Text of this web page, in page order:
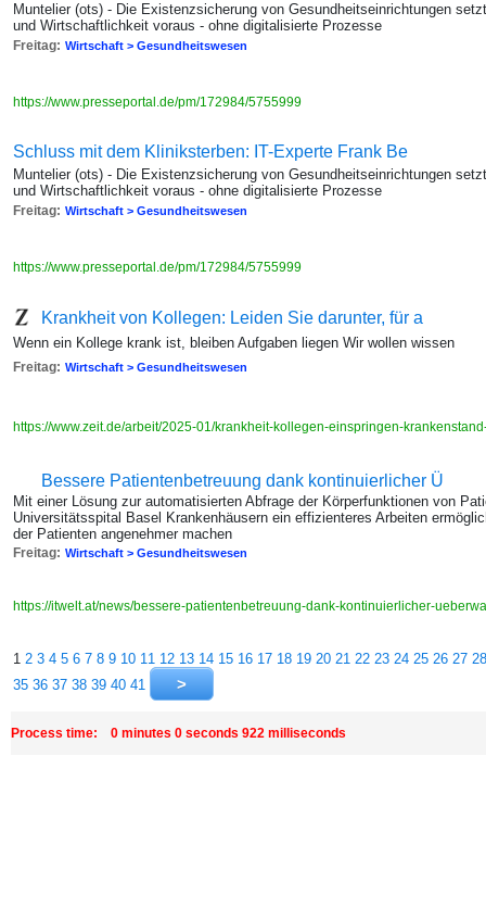
Muntelier (ots) - Die Existenzsicherung von Gesundheitseinrichtungen
und Wirtschaftlichkeit voraus - ohne digitalisierte Prozesse
Freitag: Wirtschaft > Gesundheitswesen
https://www.presseportal.de/pm/172984/5755999
Schluss mit dem Kliniksterben: IT-Experte Frank Be
Muntelier (ots) - Die Existenzsicherung von Gesundheitseinrichtungen
und Wirtschaftlichkeit voraus - ohne digitalisierte Prozesse
Freitag: Wirtschaft > Gesundheitswesen
https://www.presseportal.de/pm/172984/5755999
Krankheit von Kollegen: Leiden Sie darunter, für a
Wenn ein Kollege krank ist, bleiben Aufgaben liegen Wir wollen wissen
Freitag: Wirtschaft > Gesundheitswesen
https://www.zeit.de/arbeit/2025-01/krankheit-kollegen-einspringen-
Bessere Patientenbetreuung dank kontinuierlicher Ü
Mit einer Lösung zur automatisierten Abfrage der Körperfunktionen von
Universitätsspital Basel Krankenhäusern ein effizienteres Arbeiten
der Patienten angenehmer machen
Freitag: Wirtschaft > Gesundheitswesen
https://itwelt.at/news/bessere-patientenbetreuung-dank-kontinuierlicher-
1 2 3 4 5 6 7 8 9 10 11 12 13 14 15 16 17 18 19 20 21 22 23 24 25 26 27 28
35 36 37 38 39 40 41
Process time: 0 minutes 0 seconds 922 milliseconds